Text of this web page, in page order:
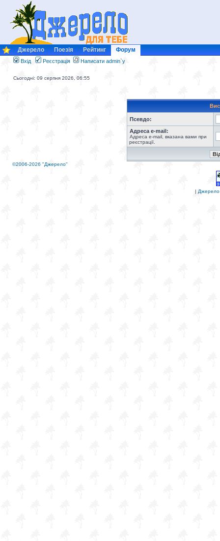
Джерело Поезія Рейтинг Форум
Вхід Реєстрація Написати admin`у
Сьогодні: 09 серпня 2026, 06:55
Псевдо:
Адреса e-mail:
Адреса e-mail, вказана вами при
реєстрації.
©2006-2026 "Джерело"
| Джерело